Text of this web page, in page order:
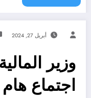
أبريل 27, 2024
وزير
اجتماع هام